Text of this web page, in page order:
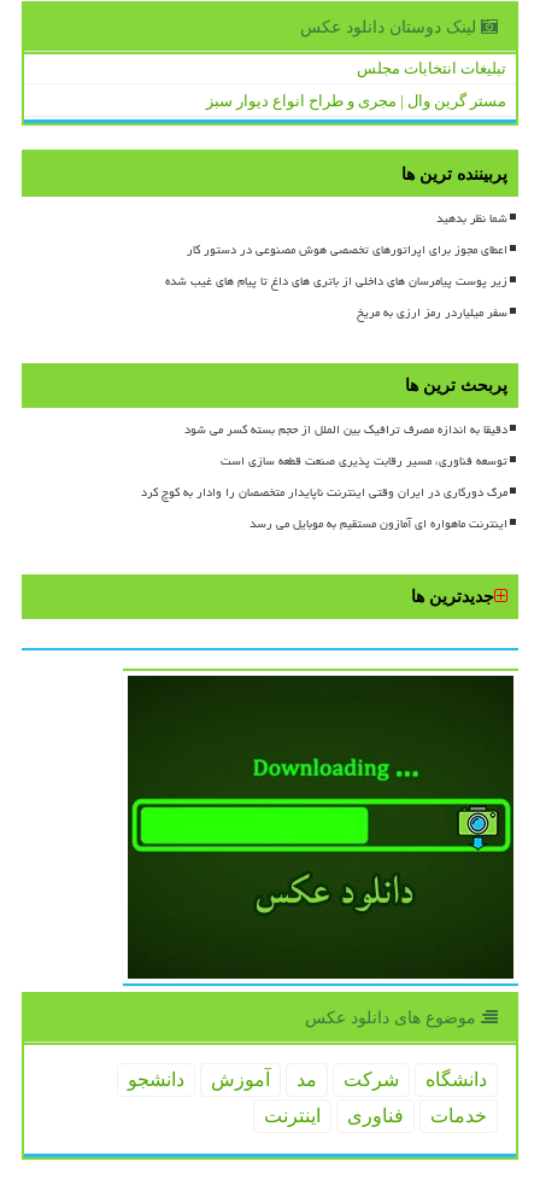
لینک دوستان دانلود عكس
تبلیغات انتخابات مجلس
مستر گرین وال | مجری و طراح انواع دیوار سبز
پربیننده ترین ها
شما نظر بدهید
اعطای مجوز برای اپراتورهای تخصصی هوش مصنوعی در دستور کار
زیر پوست پیامرسان های داخلی از باتری های داغ تا پیام های غیب شده
سفر میلیاردر رمز ارزی به مریخ
پربحث ترین ها
دقیقا به اندازه مصرف ترافیک بین الملل از حجم بسته کسر می شود
توسعه فناوری، مسیر رقابت پذیری صنعت قطعه سازی است
مرگ دورکاری در ایران وقتی اینترنت ناپایدار متخصصان را وادار به کوچ کرد
اینترنت ماهواره ای آمازون مستقیم به موبایل می رسد
جدیدترین ها
موضوع های دانلود عكس
دانشگاه شركت مد آموزش
دانشجو
خدمات
فناوری اینترنت